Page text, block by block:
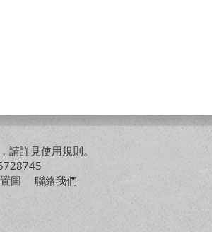
請詳見使用規則。
圖
聯絡我們